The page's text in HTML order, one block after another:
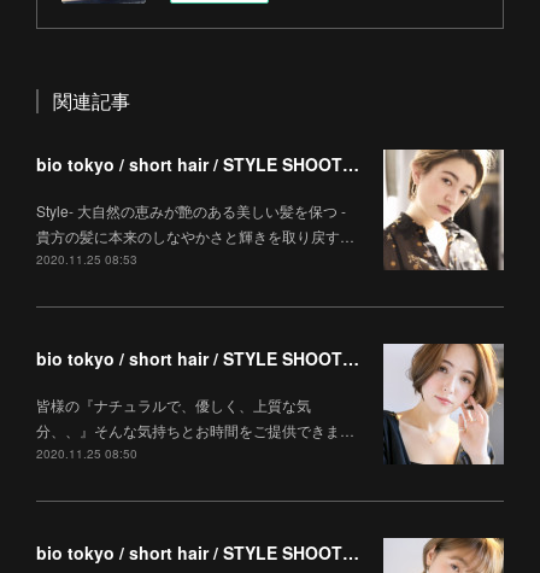
関連記事
bio tokyo / short hair / STYLE SHOOTING
Style- 大自然の恵みが艶のある美しい髪を保つ -
貴方の髪に本来のしなやかさと輝きを取り戻す…
2020.11.25 08:53
bio tokyo / short hair / STYLE SHOOTING
皆様の『ナチュラルで、優しく、上質な気
分、、』そんな気持ちとお時間をご提供できま…
2020.11.25 08:50
bio tokyo / short hair / STYLE SHOOTING